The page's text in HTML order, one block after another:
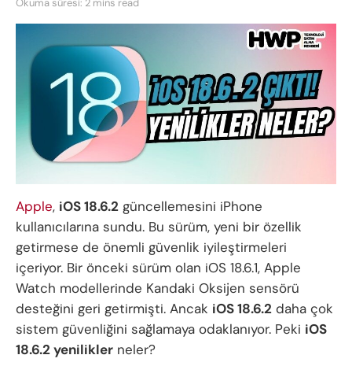
Apple, iOS 18.6.2 güncellemesini iPhone
kullanıcılarına sundu. Bu sürüm, yeni bir özellik
getirmese de önemli güvenlik iyileştirmeleri
içeriyor. Bir önceki sürüm olan iOS 18.6.1, Apple
Watch modellerinde Kandaki Oksijen sensörü
desteğini geri getirmişti. Ancak iOS 18.6.2 daha çok
sistem güvenliğini sağlamaya odaklanıyor. Peki iOS
18.6.2 yenilikler neler?